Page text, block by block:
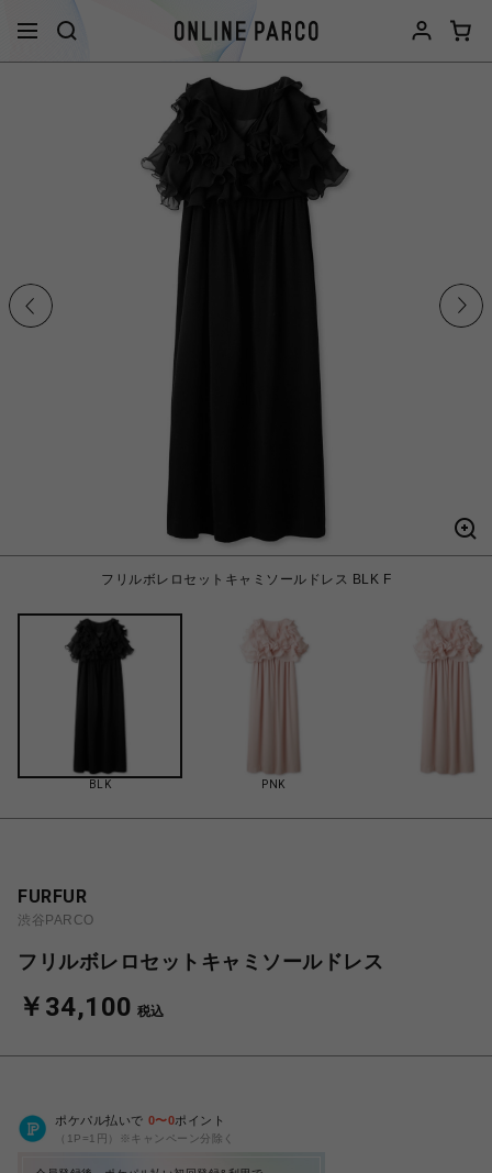
フリルボレロセットキャミソールドレス BLK F
BLK PNK
FURFUR
渋谷PARCO
フリルボレロセットキャミソールドレス
￥34,100 税込
ポケパル払いで 0〜0ポイント
（1P=1円）※キャンペーン分除く